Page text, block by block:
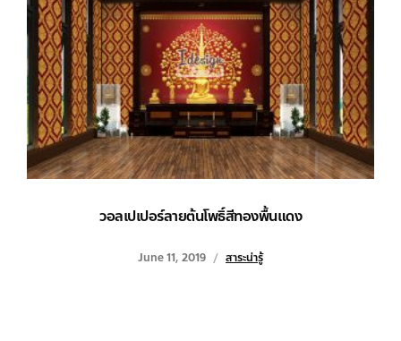
วอลเปเปอร์ลายต้นโพธิ์สีทองพื้นแดง
June 11, 2019 สาระน่ารู้